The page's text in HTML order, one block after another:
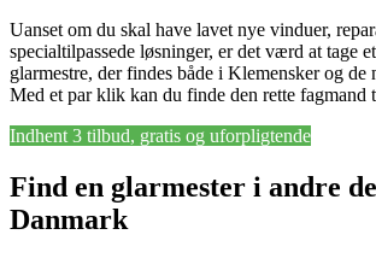
Uanset om du skal have lavet nye vinduer,
specialtilpassede løsninger, er det værd at tage
glarmestre, der findes både i Klemensker og de
Med et par klik kan du finde den rette fagmand
Indhent 3 tilbud, gratis og uforpligtende
Find en glarmester i andre
Danmark